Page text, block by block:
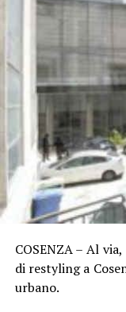
COSENZA – Al
di restyling a
urbano.